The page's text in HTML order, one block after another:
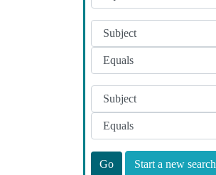
Start a new search